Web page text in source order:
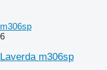
m306sp
6
Laverda m306sp